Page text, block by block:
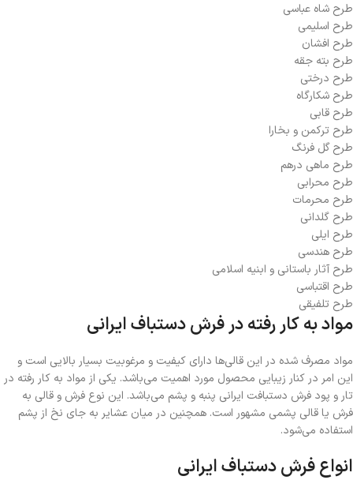
طرح شاه عباسی
طرح اسلیمی
طرح افشان
طرح بته جقه
طرح درختی
طرح شکارگاه
طرح قابی
طرح ترکمن و بخارا
طرح گل فرنگ
طرح ماهی درهم
طرح محرابی
طرح محرمات
طرح گلدانی
طرح ایلی
طرح هندسی
طرح آثار باستانی و ابنیه اسلامی
طرح اقتباسی
طرح تلفیقی
مواد به کار رفته در فرش دستباف ایرانی
مواد مصرف شده در این قالی‌ها دارای کیفیت و مرغوبیت بسیار بالایی است و
این امر در کنار زیبایی محصول مورد اهمیت می‌باشد. یکی از مواد به کار رفته در
تار و پود فرش دستبافت ایرانی پنبه و پشم می‌باشد. این نوع فرش و قالی به
فرش یا قالی پشمی مشهور است. همچنین در میان عشایر به جای نخ از پشم
استفاده می‌شود.
انواع فرش دستباف ایرانی